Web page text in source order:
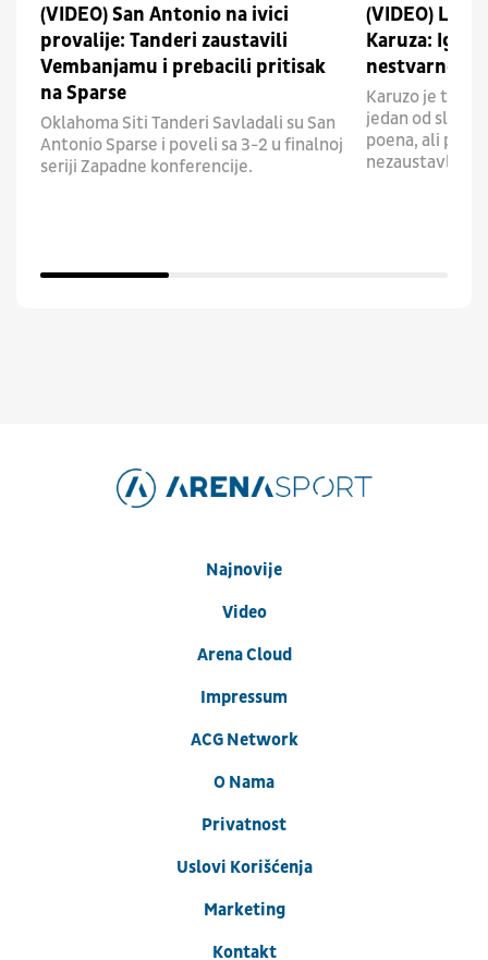
(VIDEO) San Antonio na ivici
provalije: Tanderi zaustavili
Vembanjamu i prebacili pritisak
na Sparse
Oklahoma Siti Tanderi Savladali su San
Antonio Sparse i poveli sa 3-2 u finalnoj
seriji Zapadne konferencije.
(VIDEO)
Karuza:
nestvarno
Karuzo je
jedan od
poena, ali
nezaustavljivo.
Najnovije
Video
Arena Cloud
Impressum
ACG Network
O Nama
Privatnost
Uslovi Korišćenja
Marketing
Kontakt